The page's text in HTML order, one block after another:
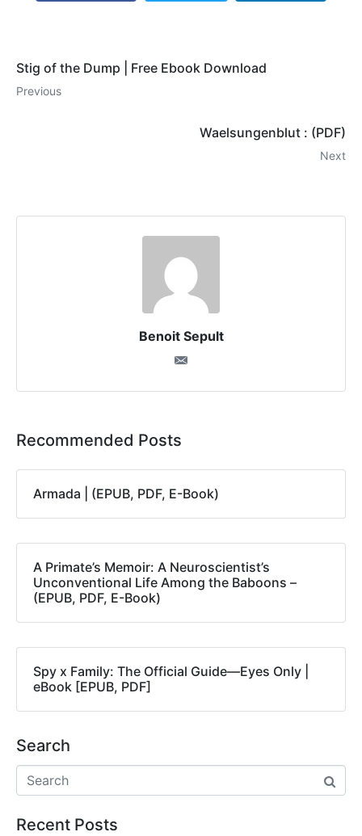
Stig of the Dump | Free Ebook Download
Previous
Waelsungenblut : (PDF)
Next
Benoit Sepult
Recommended Posts
Armada | (EPUB, PDF, E-Book)
A Primate’s Memoir: A Neuroscientist’s
Unconventional Life Among the Baboons –
(EPUB, PDF, E-Book)
Spy x Family: The Official Guide―Eyes Only |
eBook [EPUB, PDF]
Search
Recent Posts